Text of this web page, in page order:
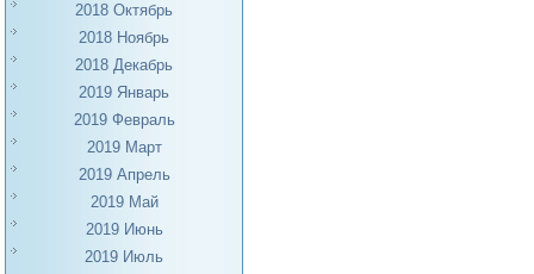
2018 Октябрь
2018 Ноябрь
2018 Декабрь
2019 Январь
2019 Февраль
2019 Март
2019 Апрель
2019 Май
2019 Июнь
2019 Июль